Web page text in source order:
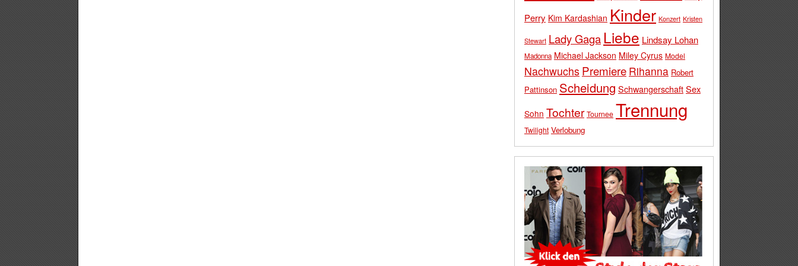
Perry Kim Kardashian Kinder Konzert Kristen
Stewart Lady Gaga Liebe Lindsay Lohan
Madonna Michael Jackson Miley Cyrus Model
Nachwuchs Premiere Rihanna Robert
Pattinson Scheidung SchwangerschaftSex
Sohn Tochter Tournee Trennung
Twilight Verlobung